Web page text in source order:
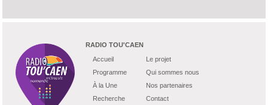
RADIO TOU'CAEN
Accueil
Programme
À la Une
Recherche
Le projet
Qui sommes nous
Nos partenaires
Contact